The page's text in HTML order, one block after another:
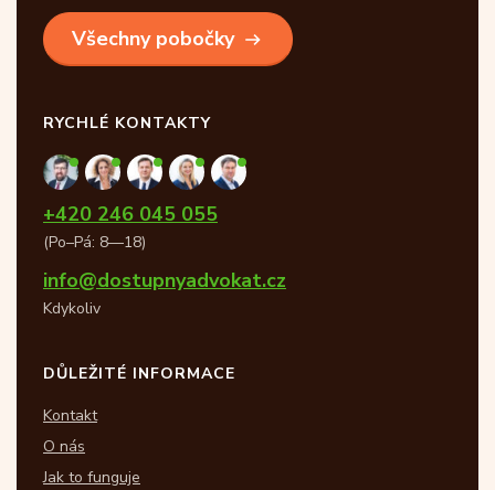
Všechny pobočky
RYCHLÉ KONTAKTY
+420 246 045 055
(Po–Pá: 8—18)
info@dostupnyadvokat.cz
Kdykoliv
DŮLEŽITÉ INFORMACE
Kontakt
O nás
Jak to funguje